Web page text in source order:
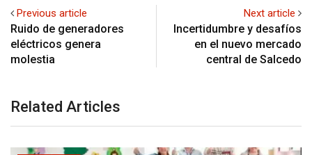
Previous article
Ruido de generadores
eléctricos genera
molestia
Next article
Incertidumbre y desafíos
en el nuevo mercado
central de Salcedo
Related Articles